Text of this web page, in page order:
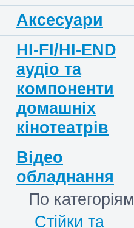
Аксесуари
HI-FI/HI-END
аудіо та
компоненти
домашніх
кінотеатрів
Відео
обладнання
По категоріям
Стійки та